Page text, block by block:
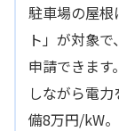
駐車場の屋
ト」が対象
申請できます
しながら電
備8万円/kW。